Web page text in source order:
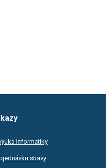
informatiky
stravy